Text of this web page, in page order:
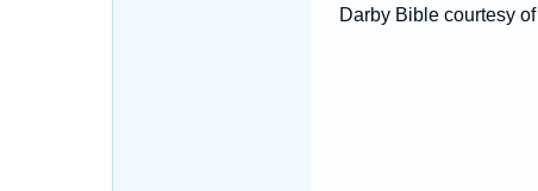
Darby Bible courtesy of